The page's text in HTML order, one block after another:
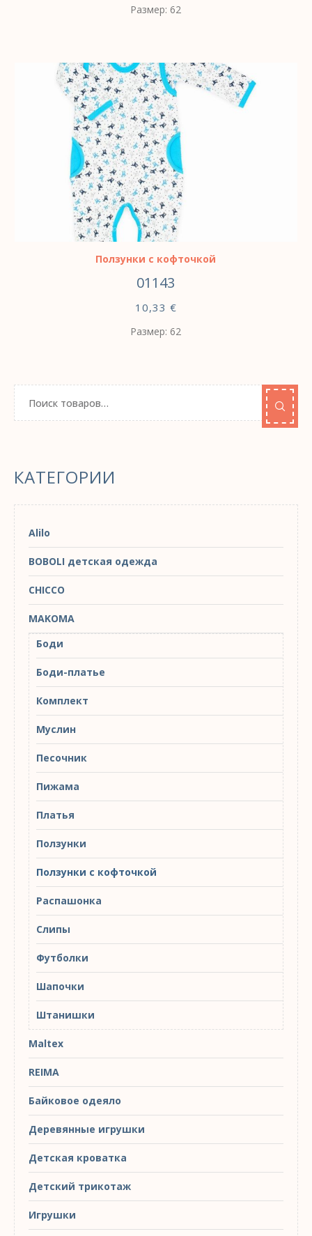
Размер: 62
ВЫБЕРИТЕ ПАРАМЕТРЫ
Ползунки с кофточкой
01143
10,33 €
Размер: 62
КАТЕГОРИИ
Alilo
BOBOLI детская одежда
CHICCO
MAKOMA
Боди
Боди-платье
Комплект
Муслин
Песочник
Пижама
Платья
Ползунки
Ползунки с кофточкой
Распашонка
Слипы
Футболки
Шапочки
Штанишки
Maltex
REIMA
Байковое одеяло
Деревянные игрушки
Детская кроватка
Детский трикотаж
Игрушки